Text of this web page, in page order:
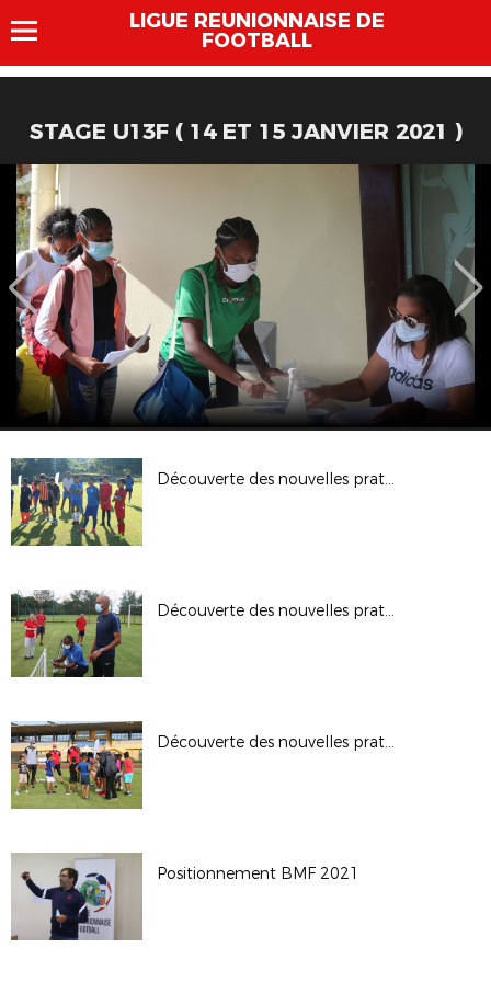
LIGUE REUNIONNAISE DE
FOOTBALL
STAGE U13F ( 14 ET 15 JANVIER 2021 )
Découverte des nouvelles pratiques Foot Loisir aux Makes
Découverte des nouvelles pratiques Foot Loisir à Langevin
Découverte des nouvelles pratiques Foot Loisir au Port
Positionnement BMF 2021